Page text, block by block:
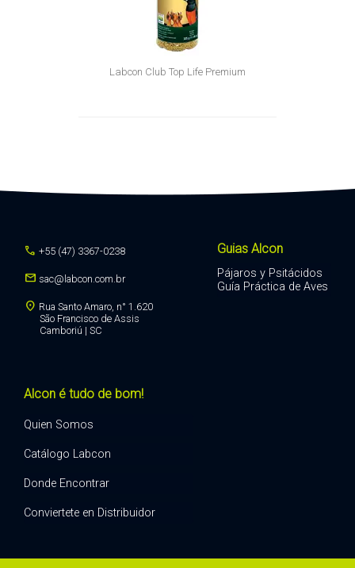
Labcon Club Top Life Premium
call +55 (47) 3367-0238
mail sac@labcon.com.br
location_on Rua Santo Amaro, n° 1.620
São Francisco de Assis
Camboriú | SC
Alcon é tudo de bom!
Quien Somos
Catálogo Labcon
Donde Encontrar
Conviertete en Distribuidor
Guias Alcon
Pájaros y Psitácidos
Guía Práctica de Aves